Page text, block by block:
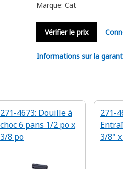
Marque: Cat
Vérifier le prix
Informations sur la
271-4673: Douille à
choc 6 pans 1/2 po x
3/8 po
271-
3/8"